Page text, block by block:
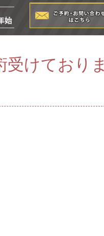
受けておりま